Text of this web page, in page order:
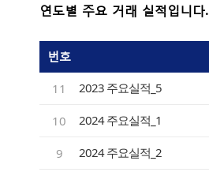
연도별 주요 거래 실적입니다.
번호
11 2023 주요실적_5
10 2024 주요실적_1
9 2024 주요실적_2